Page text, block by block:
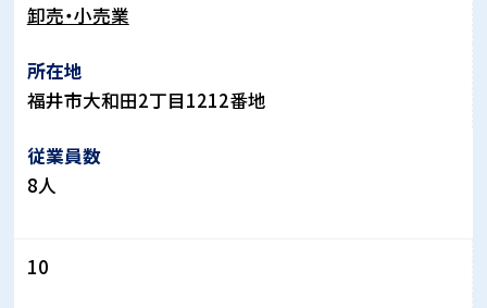
卸売・小売業
福井市大和田2丁目1212番地
8人
10